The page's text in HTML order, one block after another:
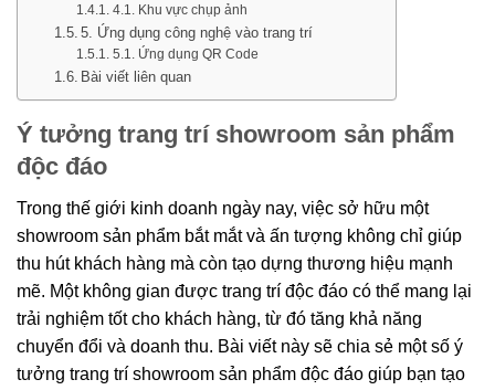
4.1. Khu vực chụp ảnh
5. Ứng dụng công nghệ vào trang trí
5.1. Ứng dụng QR Code
Bài viết liên quan
Ý tưởng trang trí showroom sản phẩm
độc đáo
Trong thế giới kinh doanh ngày nay, việc sở hữu một
showroom sản phẩm bắt mắt và ấn tượng không chỉ giúp
thu hút khách hàng mà còn tạo dựng thương hiệu mạnh
mẽ. Một không gian được trang trí độc đáo có thể mang lại
trải nghiệm tốt cho khách hàng, từ đó tăng khả năng
chuyển đổi và doanh thu. Bài viết này sẽ chia sẻ một số ý
tưởng trang trí showroom sản phẩm độc đáo giúp bạn tạo